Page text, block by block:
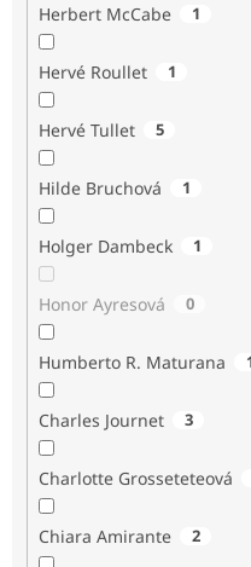
Herbert McCabe 1
Hervé Roullet 1
Hervé Tullet 5
Hilde Bruchová 1
Holger Dambeck 1
Honor Ayresová 0
Humberto R. Maturana
Charles Journet 3
Charlotte Grosseteteová
Chiara Amirante 2